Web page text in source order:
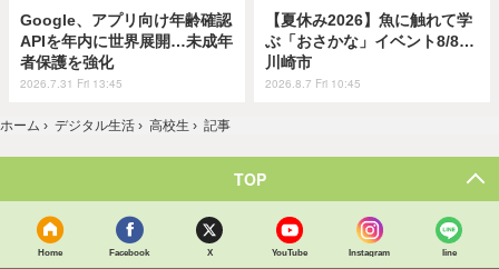
Google、アプリ向け年齢確認
APIを年内に世界展開…未成年
者保護を強化
2026.7.31 Fri 13:45
【夏休み2026】魚に触れて学
ぶ「おさかな」イベント8/8…
川崎市
2026.8.7 Fri 10:45
ホーム › デジタル生活 › 高校生 › 記事
TOP
Home Facebook X YouTube Instagram line